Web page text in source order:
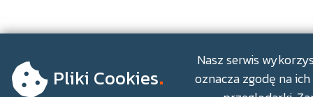
Pliki Cookies.
Nasz serwis
oznacza zgodę na